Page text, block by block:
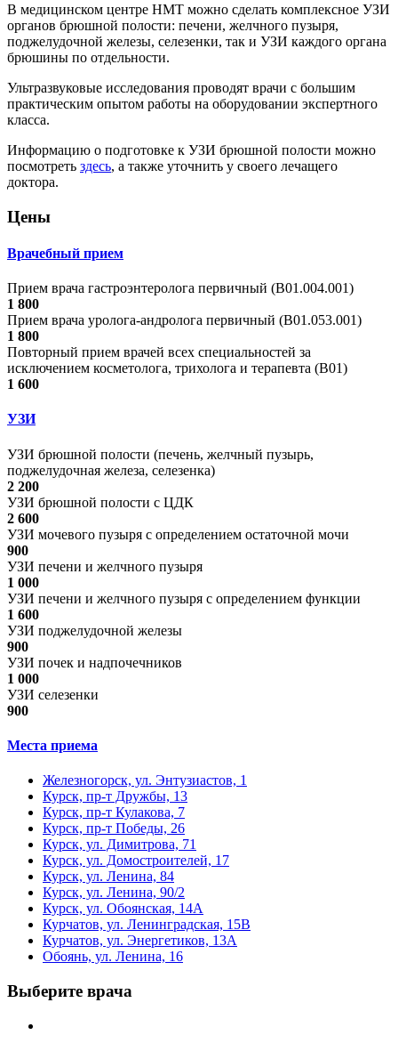
В медицинском центре НМТ можно сделать комплексное УЗИ
органов брюшной полости: печени, желчного пузыря,
поджелудочной железы, селезенки, так и УЗИ каждого органа
брюшины по отдельности.
Ультразвуковые исследования проводят врачи с большим
практическим опытом работы на оборудовании экспертного
класса.
Информацию о подготовке к УЗИ брюшной полости можно
посмотреть здесь, а также уточнить у своего лечащего
доктора.
Цены
Врачебный прием
Прием врача гастроэнтеролога первичный (B01.004.001)
1 800
Прием врача уролога-андролога первичный (B01.053.001)
1 800
Повторный прием врачей всех специальностей за
исключением косметолога, трихолога и терапевта (B01)
1 600
УЗИ
УЗИ брюшной полости (печень, желчный пузырь,
поджелудочная железа, селезенка)
2 200
УЗИ брюшной полости с ЦДК
2 600
УЗИ мочевого пузыря с определением остаточной мочи
900
УЗИ печени и желчного пузыря
1 000
УЗИ печени и желчного пузыря с определением функции
1 600
УЗИ поджелудочной железы
900
УЗИ почек и надпочечников
1 000
УЗИ селезенки
900
Места приема
Железногорск, ул. Энтузиастов, 1
Курск, пр-т Дружбы, 13
Курск, пр-т Кулакова, 7
Курск, пр-т Победы, 26
Курск, ул. Димитрова, 71
Курск, ул. Домостроителей, 17
Курск, ул. Ленина, 84
Курск, ул. Ленина, 90/2
Курск, ул. Обоянская, 14А
Курчатов, ул. Ленинградская, 15В
Курчатов, ул. Энергетиков, 13А
Обоянь, ул. Ленина, 16
Выберите врача